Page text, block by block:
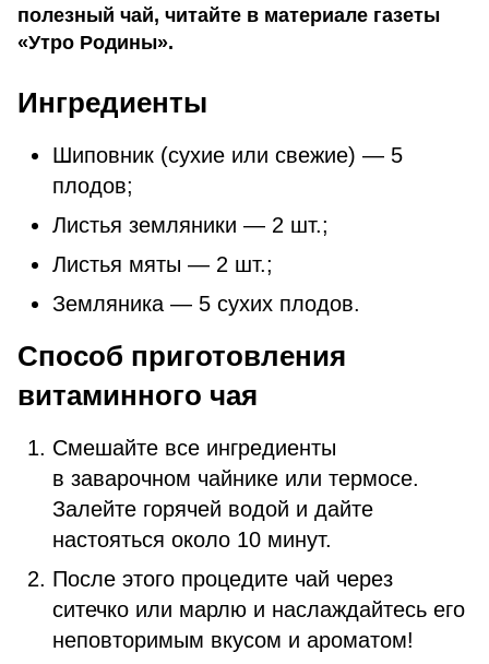
полезный чай, читайте в материале газеты
«Утро Родины».
Ингредиенты
Шиповник (сухие или свежие) — 5
плодов;
Листья земляники — 2 шт.;
Листья мяты — 2 шт.;
Земляника — 5 сухих плодов.
Способ приготовления
витаминного чая
Смешайте все ингредиенты
в заварочном чайнике или термосе.
Залейте горячей водой и дайте
настояться около 10 минут.
После этого процедите чай через
ситечко или марлю и наслаждайтесь его
неповторимым вкусом и ароматом!